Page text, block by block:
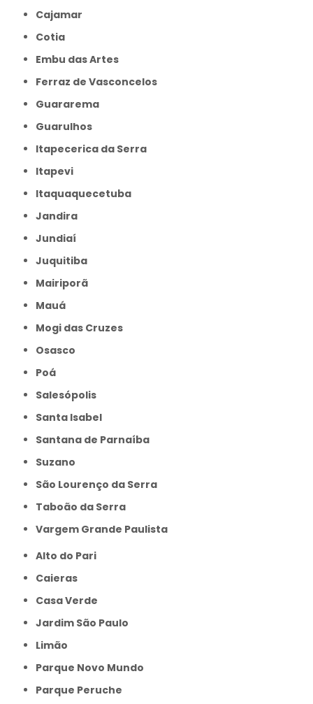
Cajamar
Cotia
Embu das Artes
Ferraz de Vasconcelos
Guararema
Guarulhos
Itapecerica da Serra
Itapevi
Itaquaquecetuba
Jandira
Jundiaí
Juquitiba
Mairiporã
Mauá
Mogi das Cruzes
Osasco
Poá
Salesópolis
Santa Isabel
Santana de Parnaíba
Suzano
São Lourenço da Serra
Taboão da Serra
Vargem Grande Paulista
Alto do Pari
Caieras
Casa Verde
Jardim São Paulo
Limão
Parque Novo Mundo
Parque Peruche